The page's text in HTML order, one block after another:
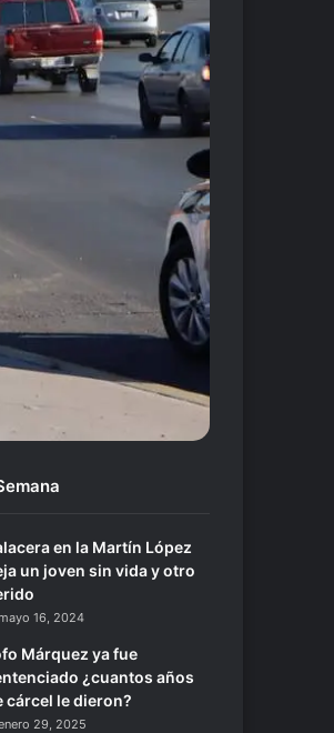
en la Martín López
un joven sin vida y otro
16, 2024
Márquez ya fue
¿cuantos años
cárcel le dieron?
29, 2025